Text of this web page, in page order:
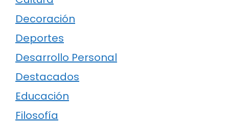
Decoración
Deportes
Desarrollo Personal
Destacados
Educación
Filosofía